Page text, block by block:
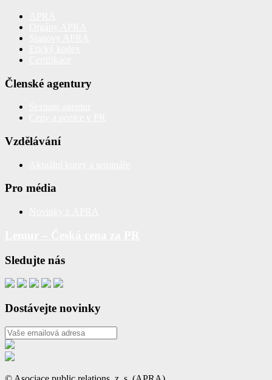
Členské agentury
Vzdělávání
Pro média
Sledujte nás
Dostávejte novinky